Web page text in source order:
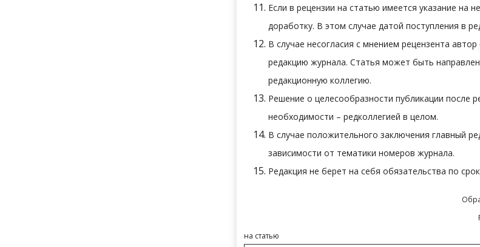
Если в рецензии на статью имеется указание на
доработку. В этом случае датой поступления в
В случае несогласия с мнением рецензента
редакцию журнала. Статья может быть
редакционную коллегию.
Решение о целесообразности публикации после
необходимости – редколлегией в целом.
В случае положительного заключения главный
зависимости от тематики номеров журнала.
Редакция не берет на себя обязательства по
на статью